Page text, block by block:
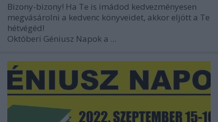
Bizony-bizony! Ha Te is imádod kedvezményesen
megvásárolni a kedvenc könyveidet, akkor eljött a Te
hétvégéd!
Októberi Géniusz Napok a ...